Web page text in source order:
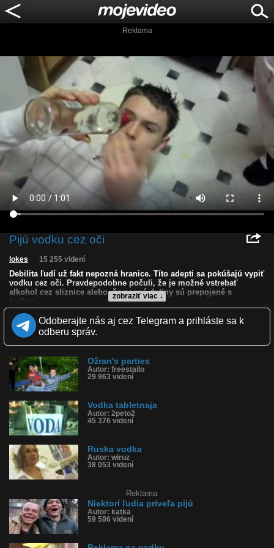
Reklama
Pijú vodku cez oči
zobraziť viac ↓
lokes 15 255 videní
Debilita ľudí už fakt nepozná hranice. Títo adepti sa pokúšajú vypiť
vodku cez oči. Pravdepodobne počuli, že je možné vstrebať
alkohol cez sliznice alebo, že nosné dutiny sú prepojené s
hrdlom...
Kvalita: NQ
LQ
Zverejnené: 16.9.2012 3:29
Komentárov: 83
Dľžka: 1:01
Kategória: ľudia
Tagy: vodka, oči, magori, magor, cez oči
História sledovanosti videa:
Odoberajte nás aj cez Telegram a prihláste sa k
odberu správ.
Ožran's parties
Autor: freestailo
29 963 videní
Vodka tabletnaja
Autor: 2peto2
45 376 videní
Ruska vodka
Autor: wiruz
38 053 videní
Reklama
Niektorí ľudia priveľa pijú
Autor: katka
59 586 videní